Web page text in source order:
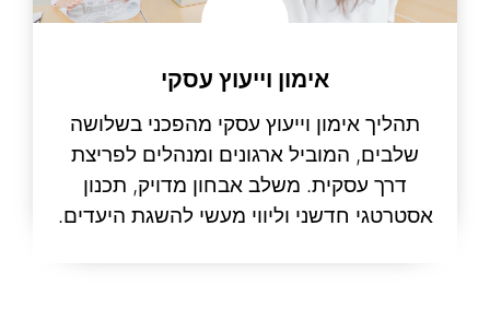
אימון וייעוץ עסקי
תהליך אימון וייעוץ עסקי מהפכני בשלושה
שלבים, המוביל ארגונים ומנהלים לפריצת
דרך עסקית. משלב אבחון מדויק, תכנון
אסטרטגי חדשני וליווי מעשי להשגת היעדים.